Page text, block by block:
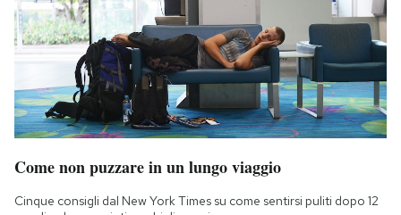
CALENDARIO
AREA PERSONALE
Area Personale
Notifiche mobile
Regala il Post
Come non puzzare in un lungo viaggio
Cinque consigli dal New York Times su come sentirsi puliti dopo 12